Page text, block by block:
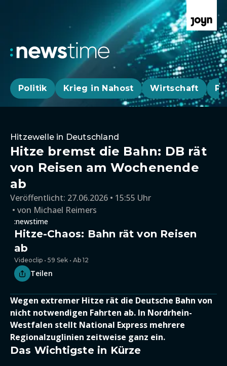
Politik Krieg in Nahost Wirtschaft
Hitzewelle in Deutschland
Hitze bremst die Bahn: DB rät
von Reisen am Wochenende
ab
Veröffentlicht: 27.06.2026 • 15:55 Uhr
von Michael Reimers
:newstime
Hitze-Chaos: Bahn rät von Reisen
ab
Videoclip • 59 Sek • Ab 12
Teilen
Wegen extremer Hitze rät die Deutsche Bahn von
nicht notwendigen Fahrten ab. In Nordrhein-
Westfalen stellt National Express mehrere
Regionalzuglinien zeitweise ganz ein.
Das Wichtigste in Kürze